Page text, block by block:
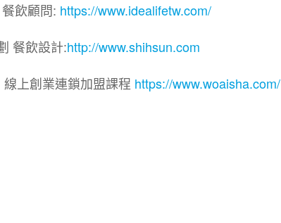
飲顧問: https://www.idealifetw.com/
餐飲設計:http://www.shihsun.com
上創業連鎖加盟課程 https://www.woaisha.com/